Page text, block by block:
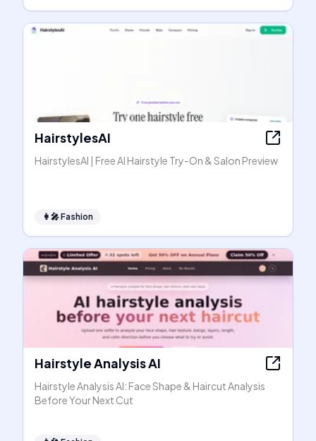
HairstylesAI
HairstylesAI | Free AI Hairstyle Try-On & Salon Preview
👩‍🎤Fashion
Hairstyle Analysis AI
Hairstyle Analysis AI: Face Shape & Haircut Analysis
Before Your Next Cut